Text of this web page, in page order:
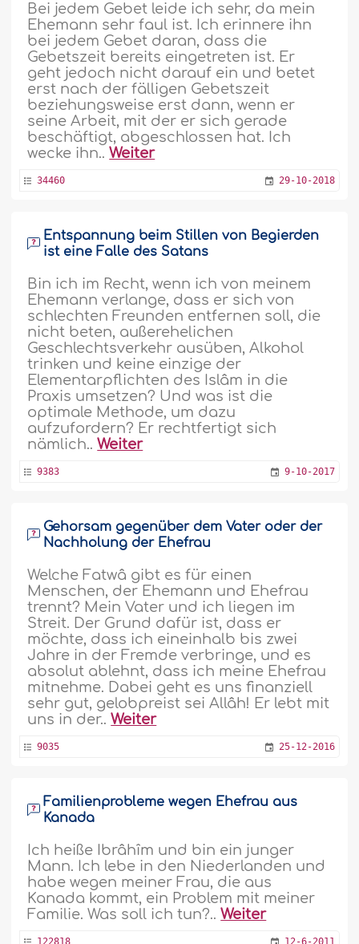
Bei jedem Gebet leide ich sehr, da mein
Ehemann sehr faul ist. Ich erinnere ihn
bei jedem Gebet daran, dass die
Gebetszeit bereits eingetreten ist. Er
geht jedoch nicht darauf ein und betet
erst nach der fälligen Gebetszeit
beziehungsweise erst dann, wenn er
seine Arbeit, mit der er sich gerade
beschäftigt, abgeschlossen hat. Ich
wecke ihn..Weiter
34460 29-10-2018
Entspannung beim Stillen von Begierden
ist eine Falle des Satans
Bin ich im Recht, wenn ich von meinem
Ehemann verlange, dass er sich von
schlechten Freunden entfernen soll, die
nicht beten, außerehelichen
Geschlechtsverkehr ausüben, Alkohol
trinken und keine einzige der
Elementarpflichten des Islâm in die
Praxis umsetzen? Und was ist die
optimale Methode, um dazu
aufzufordern? Er rechtfertigt sich
nämlich..Weiter
9383 9-10-2017
Gehorsam gegenüber dem Vater oder der
Nachholung der Ehefrau
Welche Fatwâ gibt es für einen
Menschen, der Ehemann und Ehefrau
trennt? Mein Vater und ich liegen im
Streit. Der Grund dafür ist, dass er
möchte, dass ich eineinhalb bis zwei
Jahre in der Fremde verbringe, und es
absolut ablehnt, dass ich meine Ehefrau
mitnehme. Dabei geht es uns finanziell
sehr gut, gelobpreist sei Allâh! Er lebt mit
uns in der..Weiter
9035 25-12-2016
Familienprobleme wegen Ehefrau aus
Kanada
Ich heiße Ibrâhîm und bin ein junger
Mann. Ich lebe in den Niederlanden und
habe wegen meiner Frau, die aus
Kanada kommt, ein Problem mit meiner
Familie. Was soll ich tun?..Weiter
122818 12-6-2011